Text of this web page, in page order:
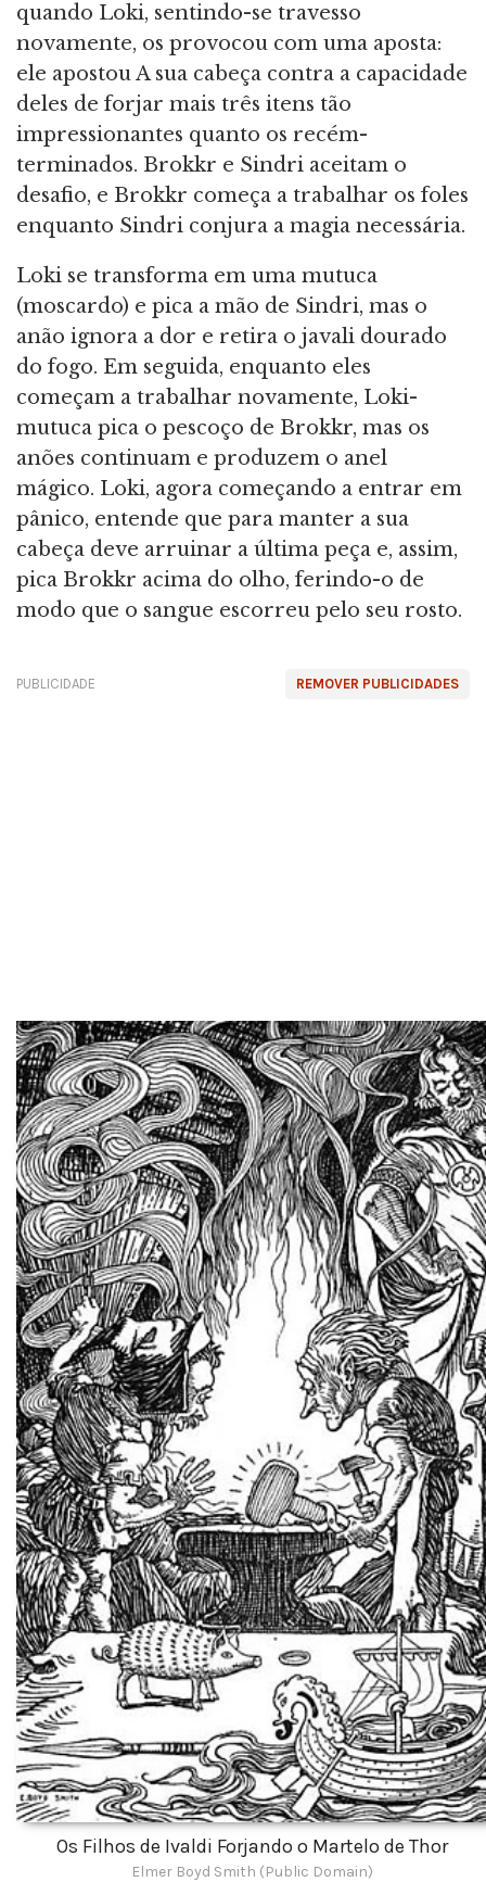
quando Loki, sentindo-se travesso
novamente, os provocou com uma aposta:
ele apostou A sua cabeça contra a capacidade
deles de forjar mais três itens tão
impressionantes quanto os recém-
terminados. Brokkr e Sindri aceitam o
desafio, e Brokkr começa a trabalhar os foles
enquanto Sindri conjura a magia necessária.
Loki se transforma em uma mutuca
(moscardo) e pica a mão de Sindri, mas o
anão ignora a dor e retira o javali dourado
do fogo. Em seguida, enquanto eles
começam a trabalhar novamente, Loki-
mutuca pica o pescoço de Brokkr, mas os
anões continuam e produzem o anel
mágico. Loki, agora começando a entrar em
pânico, entende que para manter a sua
cabeça deve arruinar a última peça e, assim,
pica Brokkr acima do olho, ferindo-o de
modo que o sangue escorreu pelo seu rosto.
REMOVER PUBLICIDADES
PUBLICIDADE
Os Filhos de Ivaldi Forjando o Martelo de Thor
Elmer Boyd Smith (Public Domain)